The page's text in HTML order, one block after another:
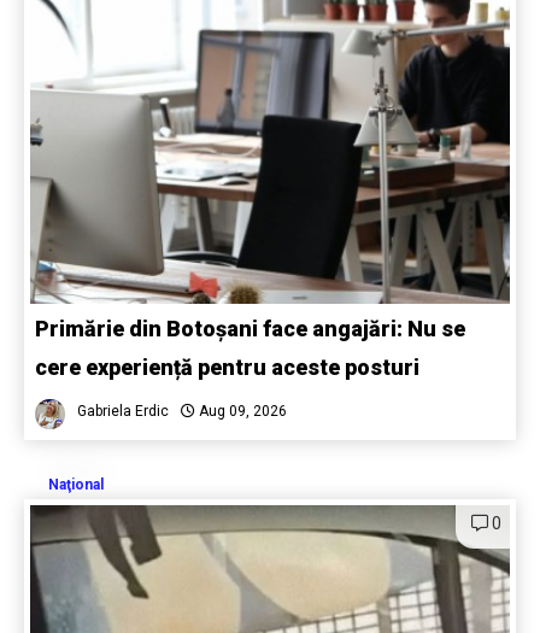
Primărie din Botoșani face angajări: Nu se
cere experiență pentru aceste posturi
Gabriela Erdic Aug 09, 2026
Naţional
0